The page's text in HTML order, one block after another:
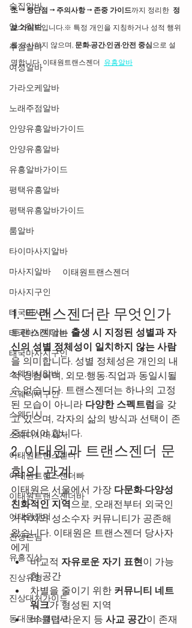
술집알바
업소알바
주점알바
여성알바
가라오케알바
노래주점알바
안양유흥알바가이드
안양유흥알바
유흥알바가이드
평택유흥알바
평택유흥알바가이드
룸알바
타이마사지알바
마사지알바
마사지구인
태국마사지
태국마사지알바
태국마사지구인
스웨디시알바
스웨디시구인
스웨디시
스웨디시마사지
이태원트랜스젠더
이태원트랜스젠더빠
이태원트랜스젠더바
이태원잰더
진상손님
유흥진상
진상유형
진상대처가이드
동대문스웨디시
조 → 장단점 → 주의사항 → 존중 가이드까지 정리한 정
보 가이드입니다.※ 특정 개인을 지칭하거나 성적 행위
를 묘사하지 않으며, 문화·공간·인권·안전 중심 으로 설
명합니다. 이태원트랜스젠더 유흥알바
이태원트랜스젠더
1. 트랜스젠더란 무엇인가
트랜스젠더는 출생 시 지정된 성별과 자
신의 성별 정체성이 일치하지 않는 사람
을 의미합니다. 성별 정체성은 개인의 내
적 경험이며, 외모·행동·직업과 동일시될
수 없습니다. 트랜스젠더는 하나의 고정
된 모습이 아니라 다양한 스펙트럼 을 갖
고 있으며, 각자의 삶의 방식과 선택이 존
중되어야 합니다.
2. 이태원과 트랜스젠더 문
화의 관계
이태원은 서울에서 가장 다문화·다양성
친화적인 지역 으로, 오래전부터 외국인
거주자와 성소수자 커뮤니티가 공존해
왔습니다. 이태원은 트랜스젠더 당사자
에게
비교적 자유로운 자기 표현이 가능
한 공간
차별을 줄이기 위한 커뮤니티 네트
워크가 형성된 지역
바·클럽·라운지 등 사교 공간이 존재